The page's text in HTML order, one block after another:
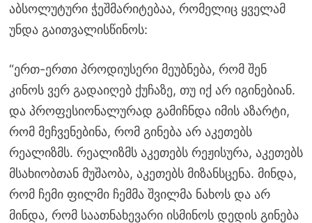
აბსოლუტური ჭეშმარიტებაა, რომელიც ყველამ
უნდა გაითვალისწინოს:
“ერთ-ერთი პროდიუსერი მეუბნება, რომ შენ
კინოს ვერ გადაიღებ ქუჩაზე, თუ იქ არ იგინებიან.
და პროფესიონალურად გამიჩნდა იმის აზარტი,
რომ მეჩვენებინა, რომ გინება არ აკეთებს
რეალიზმს. რეალიზმს აკეთებს რეჟისურა, აკეთებს
მსახიობთან მუშაობა, აკეთებს მიზანსცენა. მინდა,
რომ ჩემი ფილმი ჩემმა შვილმა ნახოს და არ
მინდა, რომ საათნახევარი ისმინოს დედის გინება